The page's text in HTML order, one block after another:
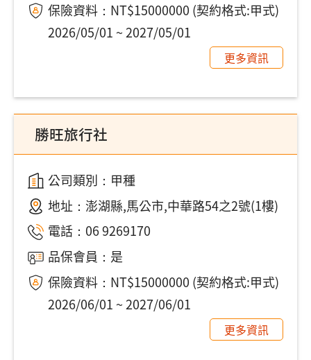
保險資料：NT$15000000 (契約格式:甲式)
2026/05/01 ~ 2027/05/01
更多資訊
勝旺旅行社
公司類別：甲種
地址： 澎湖縣,馬公市,中華路54之2號(1樓)
電話： 06 9269170
品保會員：是
保險資料：NT$15000000 (契約格式:甲式)
2026/06/01 ~ 2027/06/01
更多資訊